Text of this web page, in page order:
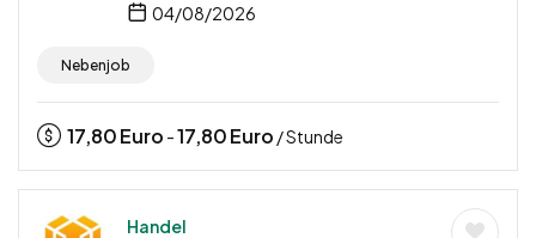
04/08/2026
Nebenjob
17,80Euro -17,80Euro / Stunde
Handel